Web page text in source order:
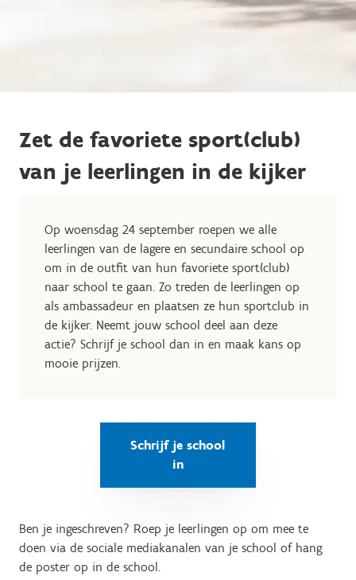
Zet de favoriete sport(club)
van je leerlingen in de kijker
Op woensdag 24 september roepen we alle
leerlingen van de lagere en secundaire school op
om in de outfit van hun favoriete sport(club)
naar school te gaan. Zo treden de leerlingen op
als ambassadeur en plaatsen ze hun sportclub in
de kijker. Neemt jouw school deel aan deze
actie? Schrijf je school dan in en maak kans op
mooie prijzen.
Schrijf je school
in
Ben je ingeschreven? Roep je leerlingen op om mee te
doen via de sociale mediakanalen van je school of hang
de poster op in de school.